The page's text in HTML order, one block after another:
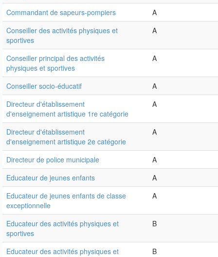
Commandant de sapeurs-pompiers
A
Conseiller des activités physiques et
sportives
A
Conseiller principal des activités
physiques et sportives
A
Conseiller socio-éducatif
A
Directeur d'établissement
d'enseignement artistique 1re catégorie
A
Directeur d'établissement
d'enseignement artistique 2e catégorie
A
Directeur de police municipale
A
Educateur de jeunes enfants
A
Educateur de jeunes enfants de classe
exceptionnelle
A
Educateur des activités physiques et
sportives
B
Educateur des activités physiques et
B